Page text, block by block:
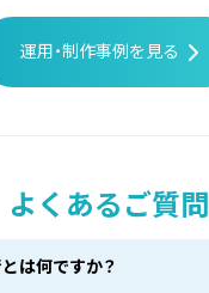
運用・制作事例を見る
よくあるご質問
は何ですか？